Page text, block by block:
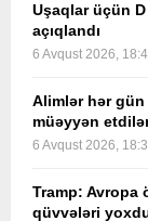
Uşaqlar üçün
açıqlandı
6 Avqust 2026,
Alimlər hər gün
müəyyən
6 Avqust 2026,
Tramp: Avropa
qüvvələri